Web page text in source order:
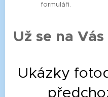
formuláři.
Už se na
Ukázky